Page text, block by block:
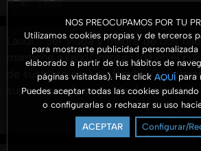
NOS PREOCUPAMOS POR TU
Utilizamos cookies propias y de terceros
para mostrarte publicidad personalizada
elaborado a partir de tus hábitos de
páginas visitadas). Haz click AQUÍ para
Puedes aceptar todas las cookies pulsando
o configurarlas o rechazar su uso
ACEPTAR Configurar/
Laudi... Ser viuda y madre de dos
mantiene a Laudi involucrada en el
de sustento para su familia y su
superado cada campaña de
Categorías:
Ver más